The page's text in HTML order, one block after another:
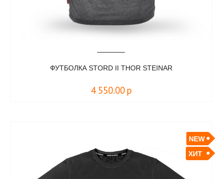
ФУТБОЛКА STORD II THOR STEINAR
4 550.00 р
NEW
ХИТ